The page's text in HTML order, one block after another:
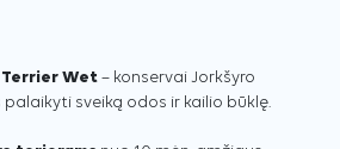
Terrier Wet – konservai Jorkšyro
sveiką odos ir kailio būklę.